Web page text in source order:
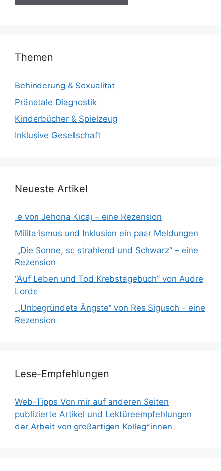
Themen
Behinderung & Sexualität
Pränatale Diagnostik
Kinderbücher & Spielzeug
Inklusive Gesellschaft
Neueste Artikel
ë von Jehona Kicaj – eine Rezension
Militarismus und Inklusion ein paar Meldungen
„Die Sonne, so strahlend und Schwarz“ – eine
Rezension
“Auf Leben und Tod Krebstagebuch” von Audre
Lorde
„Unbegründete Ängste“ von Res Sigusch – eine
Rezension
Lese-Empfehlungen
Web-Tipps Von mir auf anderen Seiten
publizierte Artikel und Lektüreempfehlungen
der Arbeit von großartigen Kolleg*innen